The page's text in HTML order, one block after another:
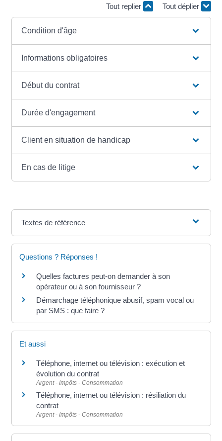
Tout replier Tout déplier
Condition d'âge
Informations obligatoires
Début du contrat
Durée d'engagement
Client en situation de handicap
En cas de litige
Textes de référence
Questions ? Réponses !
Quelles factures peut-on demander à son
opérateur ou à son fournisseur ?
Démarchage téléphonique abusif, spam vocal ou
par SMS : que faire ?
Et aussi
Téléphone, internet ou télévision : exécution et
évolution du contrat
Argent - Impôts - Consommation
Téléphone, internet ou télévision : résiliation du
contrat
Argent - Impôts - Consommation